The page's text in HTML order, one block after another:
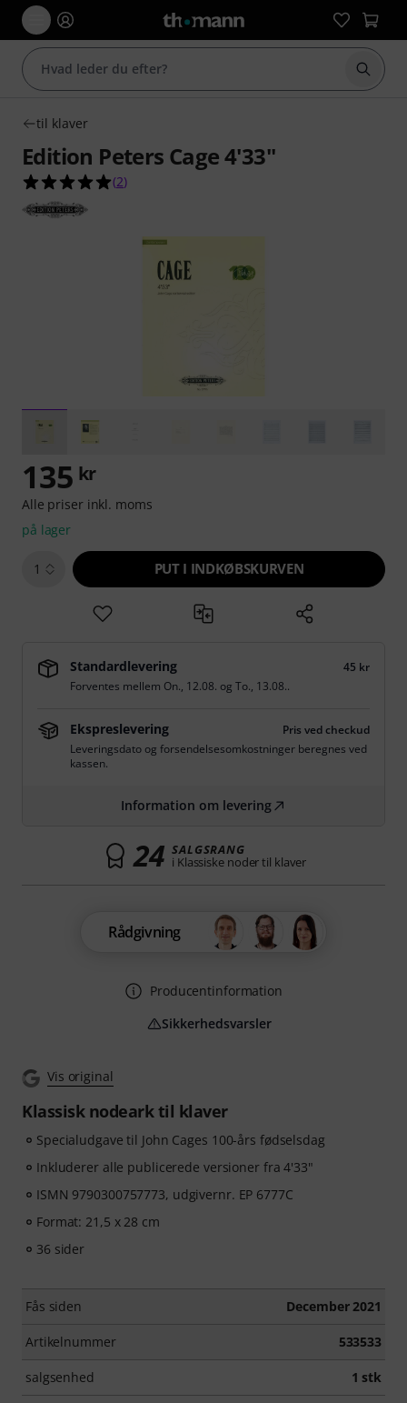
Start
til klaver
Edition Peters Cage 4'33''
5.0 ud af 5 stjerner fra 2 kundebedømmelser
(2)
Vis original
Klassisk nodeark til klaver
Specialudgave til John Cages 100-års fødselsdag
Inkluderer alle publicerede versioner fra 4'33"
ISMN 9790300757773, udgivernr. EP 6777C
Format: 21,5 x 28 cm
36 sider
Fås siden December 2021
Artikelnummer 533533
salgsenhed 1 stk
135 kr
Alle priser inkl. moms
på lager
1 PUT I INDKØBSKURVEN
Standardlevering
45 kr
Forventes mellem On., 12.08. og To., 13.08..
Ekspreslevering
Pris ved checkud
Leveringsdato og forsendelsesomkostninger beregnes ved
kassen.
Information om levering
24 SALGSRANG
i Klassiske noder til klaver
Rådgivning
Producentinformation
Sikkerhedsvarsler